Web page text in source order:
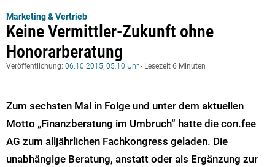
Marketing & Vertrieb
Keine Vermittler-Zukunft ohne
Honorarberatung
Veröffentlichung: 06.10.2015, 05:10 Uhr - Lesezeit 6 Minuten
Zum sechsten Mal in Folge und unter dem aktuellen
Motto „Finanzberatung im Umbruch“ hatte die con.fee
AG zum alljährlichen Fachkongress geladen. Die
unabhängige Beratung, anstatt oder als Ergänzung zur